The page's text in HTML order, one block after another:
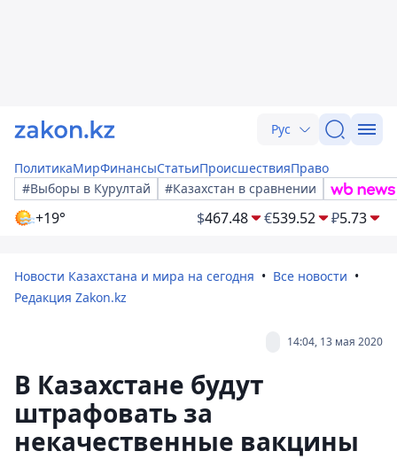
Рус
ПолитикаМирФинансыСтатьиПроисшествияПраво
#Выборы в Курултай
#Казахстан в сравнении
+19° $467.48 €539.52 ₽5.73
Новости Казахстана и мира на сегодня
Все новости
Редакция Zakon.kz
14:04, 13 мая 2020
В Казахстане будут
штрафовать за
некачественные вакцины